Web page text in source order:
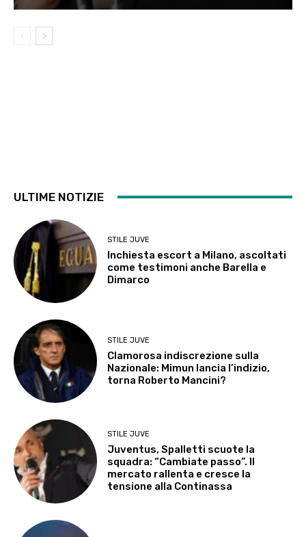
ULTIME NOTIZIE
STILE JUVE
Inchiesta escort a Milano, ascoltati
come testimoni anche Barella e
Dimarco
STILE JUVE
Clamorosa indiscrezione sulla
Nazionale: Mimun lancia l’indizio,
torna Roberto Mancini?
STILE JUVE
Juventus, Spalletti scuote la
squadra: “Cambiate passo”. Il
mercato rallenta e cresce la
tensione alla Continassa